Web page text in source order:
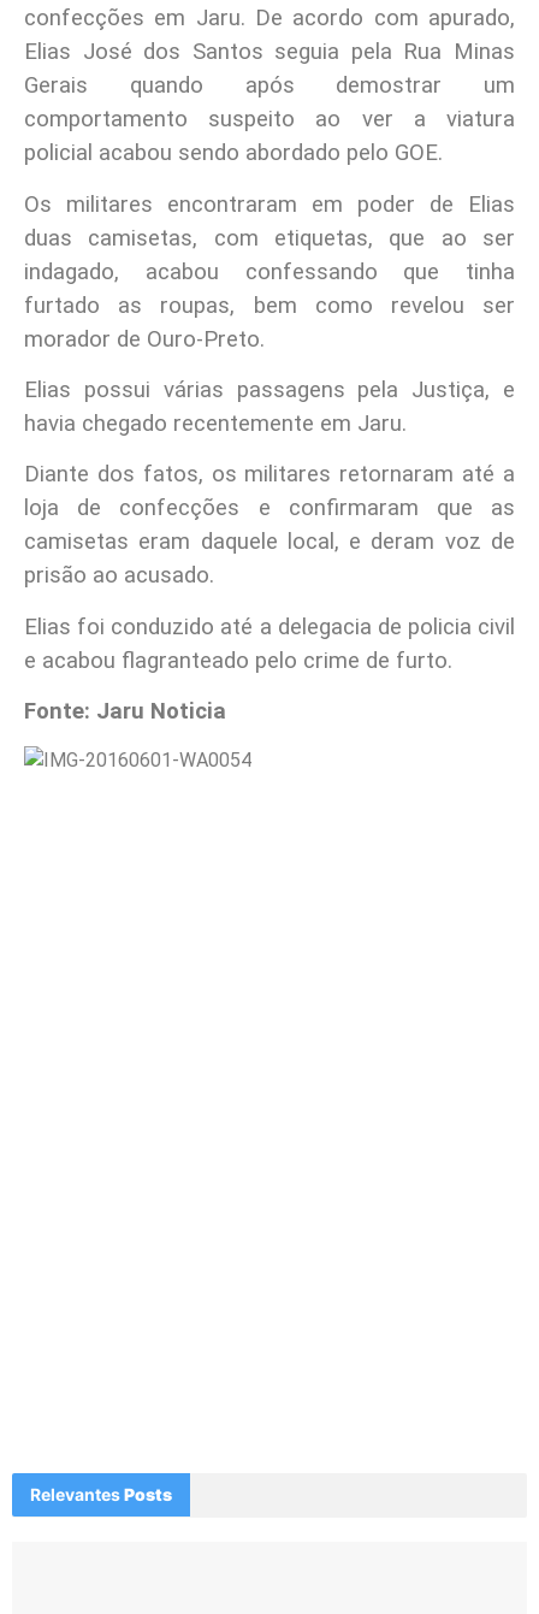
confecções em Jaru. De acordo com apurado,
Elias José dos Santos seguia pela Rua Minas
Gerais quando após demostrar um
comportamento suspeito ao ver a viatura
policial acabou sendo abordado pelo GOE.
Os militares encontraram em poder de Elias
duas camisetas, com etiquetas, que ao ser
indagado, acabou confessando que tinha
furtado as roupas, bem como revelou ser
morador de Ouro-Preto.
Elias possui várias passagens pela Justiça, e
havia chegado recentemente em Jaru.
Diante dos fatos, os militares retornaram até a
loja de confecções e confirmaram que as
camisetas eram daquele local, e deram voz de
prisão ao acusado.
Elias foi conduzido até a delegacia de policia civil
e acabou flagranteado pelo crime de furto.
Fonte: Jaru Noticia
RelevantesPosts